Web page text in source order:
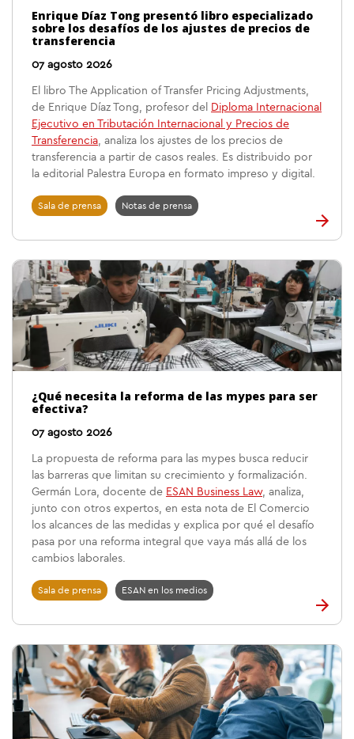
Enrique Díaz Tong presentó libro especializado
sobre los desafíos de los ajustes de precios de
transferencia
07 agosto 2026
El libro The Application of Transfer Pricing Adjustments,
de Enrique Díaz Tong, profesor del
Diploma Internacional
Ejecutivo en Tributación Internacional y Precios de
Transferencia, analiza los ajustes de los precios de
transferencia a partir de casos reales. Es distribuido por
la editorial Palestra Europa en formato impreso y digital.
Sala de prensa Notas de prensa
¿Qué necesita la reforma de las mypes para ser
efectiva?
07 agosto 2026
La propuesta de reforma para las mypes busca reducir
las barreras que limitan su crecimiento y formalización.
Germán Lora, docente de ESAN Business Law, analiza,
junto con otros expertos, en esta nota de El Comercio
los alcances de las medidas y explica por qué el desafío
pasa por una reforma integral que vaya más allá de los
cambios laborales.
Sala de prensa ESAN en los medios